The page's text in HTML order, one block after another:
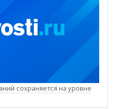
сохраняется на уровне